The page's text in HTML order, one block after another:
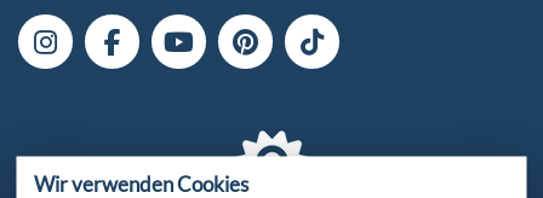
Wir verwenden Cookies